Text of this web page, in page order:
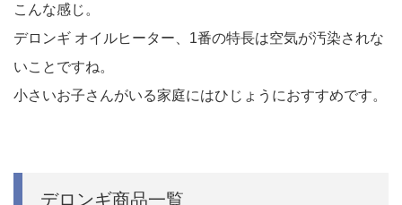
こんな感じ。
デロンギ オイルヒーター、1番の特長は空気が汚染されな
いことですね。
小さいお子さんがいる家庭にはひじょうにおすすめです。
デロンギ商品一覧